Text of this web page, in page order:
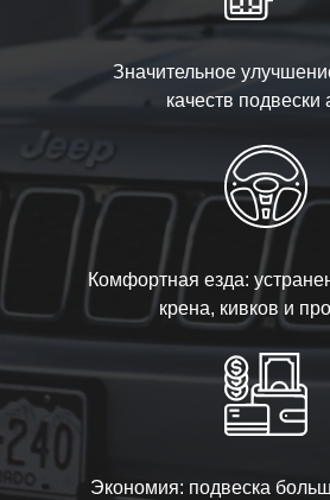
Значительное
качеств подвески
Комфортная езда:
крена, кивков и
Экономия: подвеска